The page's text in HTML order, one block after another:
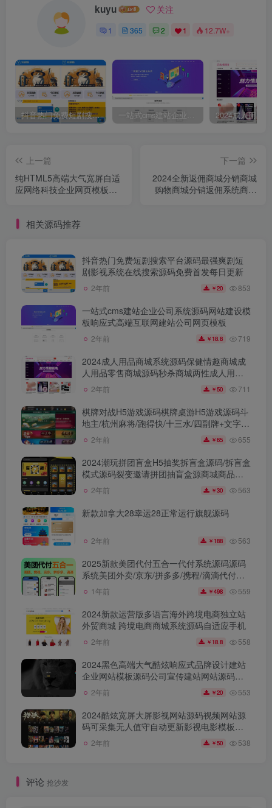
kuyu 关注
1 365 2 1 12.7W+
抖音热门免费短剧搜索平台源码最强爽剧短剧影视系统在线搜索源码免费首发每日更新 一站式cms建站企业公司系统源码网站建设模板响应式高端互联网建站公司网页模板
上一篇
纯HTML5高端大气宽屏自适
应网络科技企业网页模板设
下一篇
2024全新返佣商城分销商城
购物商城分销返佣系统商城
相关源码推荐
抖音热门免费短剧搜索平台源码最强爽剧短
剧影视系统在线搜索源码免费首发每日更新
2年前 ￥20 853
一站式cms建站企业公司系统源码网站建设模
板响应式高端互联网建站公司网页模板
2年前 ￥ 18.8 719
2024成人用品商城系统源码保健情趣商城成
人用品零售商城源码秒杀商城两性成人用品
（整站源码）
2年前 ￥50 711
棋牌对战H5游戏源码棋牌桌游H5游戏源码斗
地主/杭州麻将/跑得快/十三水/四副牌+文字教
程和视频教程
2年前 ￥65 655
2024潮玩拼团盲盒H5抽奖拆盲盒源码/拆盲盒
模式源码裂变邀请拼团抽盲盒源商城商品推
广盲盒模式源码
2年前 ￥30 563
新款加拿大28幸运28正常运行旗舰源码
2年前 ￥ 188 563
2025新款美团代付五合一代付系统源码源码
系统美团外卖/京东/拼多多/携程/滴滴代付多
模版五合一源码好友代付
1年前 ￥498 559
2024新款运营版多语言海外跨境电商独立站
外贸商城 跨境电商商城系统源码自适应手机
2年前 ￥ 18.8 558
2024黑色高端大气酷炫响应式品牌设计建站
企业网站模板源码公司宣传建站网站源码自
适应手机移动端
2年前 ￥20 553
2024酷炫宽屏大屏影视网站源码视频网站源
码可采集无人值守自动更新影视电影模板源
码带支付付费购买
2年前 ￥50 538
评论 抢沙发